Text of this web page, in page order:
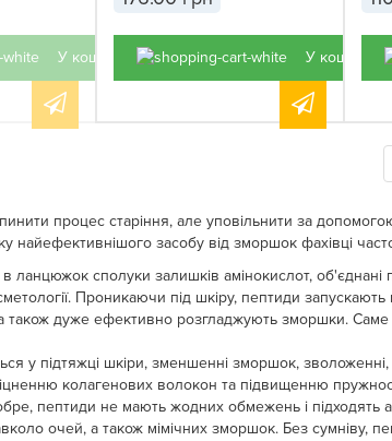
У кошик У кошик
процес старіння, але уповільнити за
найефективнішого засобу від зморшок фахівці
в ланцюжок сполуки залишків амінокислот,
Проникаючи під шкіру, пептиди
також дуже ефективно розгладжують зморшки.
у підтяжці шкіри, зменшенні зморшок, зволоженні,
колагенових волокон та підвищенню
пептиди не мають жодних обмежень і підходять
очей, а також мімічних зморшок. Без сумніву,